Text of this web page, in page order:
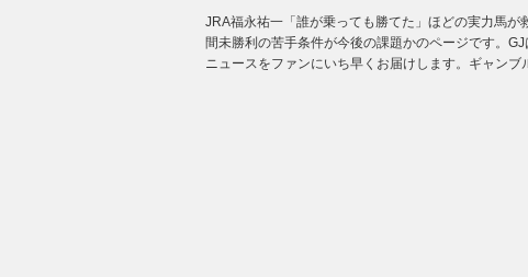
JRA福永祐一「誰が乗っても勝てた」ほどの実力馬
間未勝利の苦手条件が今後の課題かのページです。GJ
ニュースをファンにいち早くお届けします。ギャンブ